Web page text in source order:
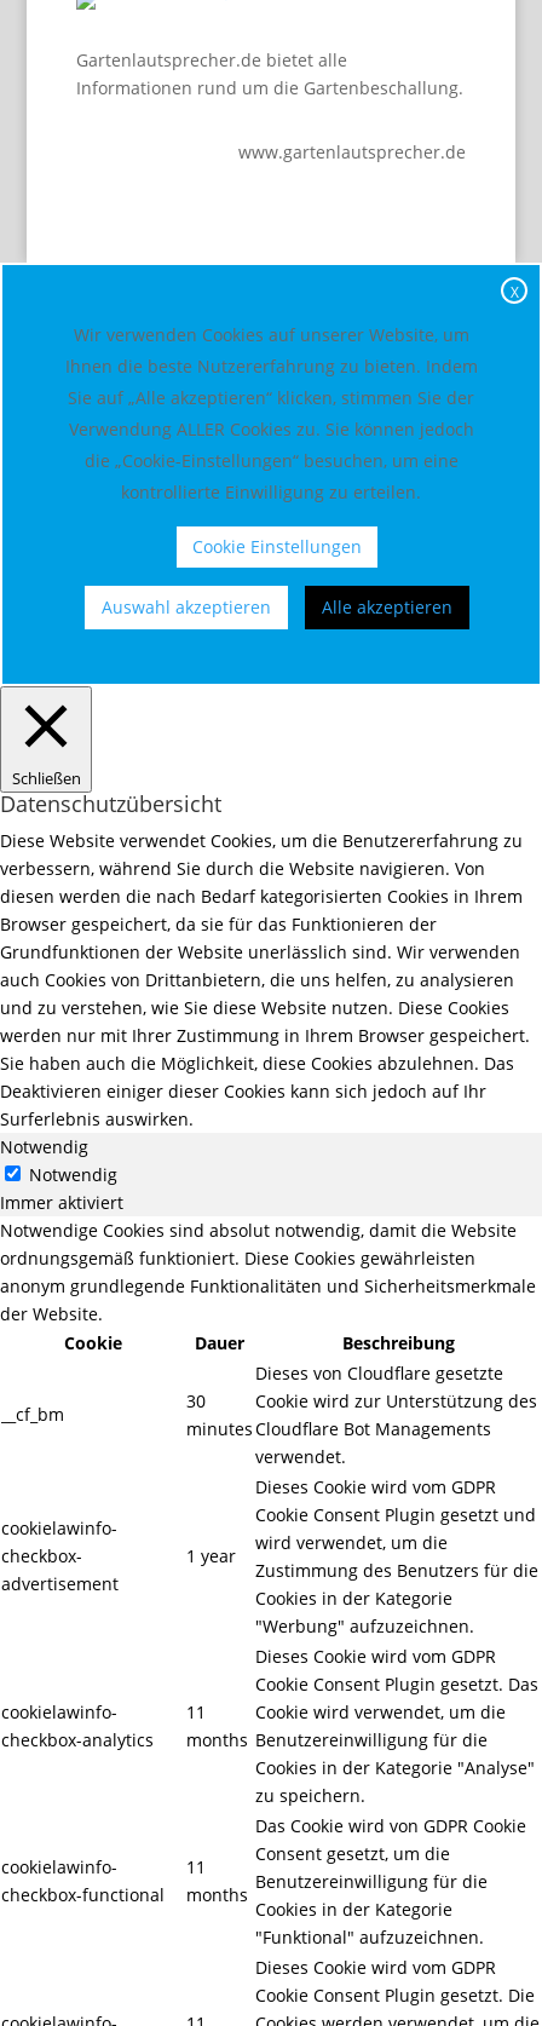
Gartenlautsprecher.de bietet alle
Informationen rund um die Gartenbeschallung.
www.gartenlautsprecher.de
X
Wir verwenden Cookies auf unserer Website, um
Ihnen die beste Nutzererfahrung zu bieten. Indem
Sie auf „Alle akzeptieren“ klicken, stimmen Sie der
Verwendung ALLER Cookies zu. Sie können jedoch
die „Cookie-Einstellungen“ besuchen, um eine
kontrollierte Einwilligung zu erteilen.
Cookie Einstellungen
Auswahl akzeptieren Alle akzeptieren
Schließen
Datenschutzübersicht
Diese Website verwendet Cookies, um die Benutzererfahrung zu
verbessern, während Sie durch die Website navigieren. Von
diesen werden die nach Bedarf kategorisierten Cookies in Ihrem
Browser gespeichert, da sie für das Funktionieren der
Grundfunktionen der Website unerlässlich sind. Wir verwenden
auch Cookies von Drittanbietern, die uns helfen, zu analysieren
und zu verstehen, wie Sie diese Website nutzen. Diese Cookies
werden nur mit Ihrer Zustimmung in Ihrem Browser gespeichert.
Sie haben auch die Möglichkeit, diese Cookies abzulehnen. Das
Deaktivieren einiger dieser Cookies kann sich jedoch auf Ihr
Surferlebnis auswirken.
Notwendig
Notwendig
Immer aktiviert
Notwendige Cookies sind absolut notwendig, damit die Website
ordnungsgemäß funktioniert. Diese Cookies gewährleisten
anonym grundlegende Funktionalitäten und Sicherheitsmerkmale
der Website.
Cookie
Dauer Beschreibung
__cf_bm
30
minutes
Dieses von Cloudflare gesetzte
Cookie wird zur Unterstützung des
Cloudflare Bot Managements
verwendet.
cookielawinfo-
checkbox-
advertisement
1 year
Dieses Cookie wird vom GDPR
Cookie Consent Plugin gesetzt und
wird verwendet, um die
Zustimmung des Benutzers für die
Cookies in der Kategorie
"Werbung" aufzuzeichnen.
cookielawinfo-
checkbox-analytics
11
months
Dieses Cookie wird vom GDPR
Cookie Consent Plugin gesetzt. Das
Cookie wird verwendet, um die
Benutzereinwilligung für die
Cookies in der Kategorie "Analyse"
zu speichern.
cookielawinfo-
checkbox-functional
11
months
Das Cookie wird von GDPR Cookie
Consent gesetzt, um die
Benutzereinwilligung für die
Cookies in der Kategorie
"Funktional" aufzuzeichnen.
Dieses Cookie wird vom GDPR
Cookie Consent Plugin gesetzt. Die